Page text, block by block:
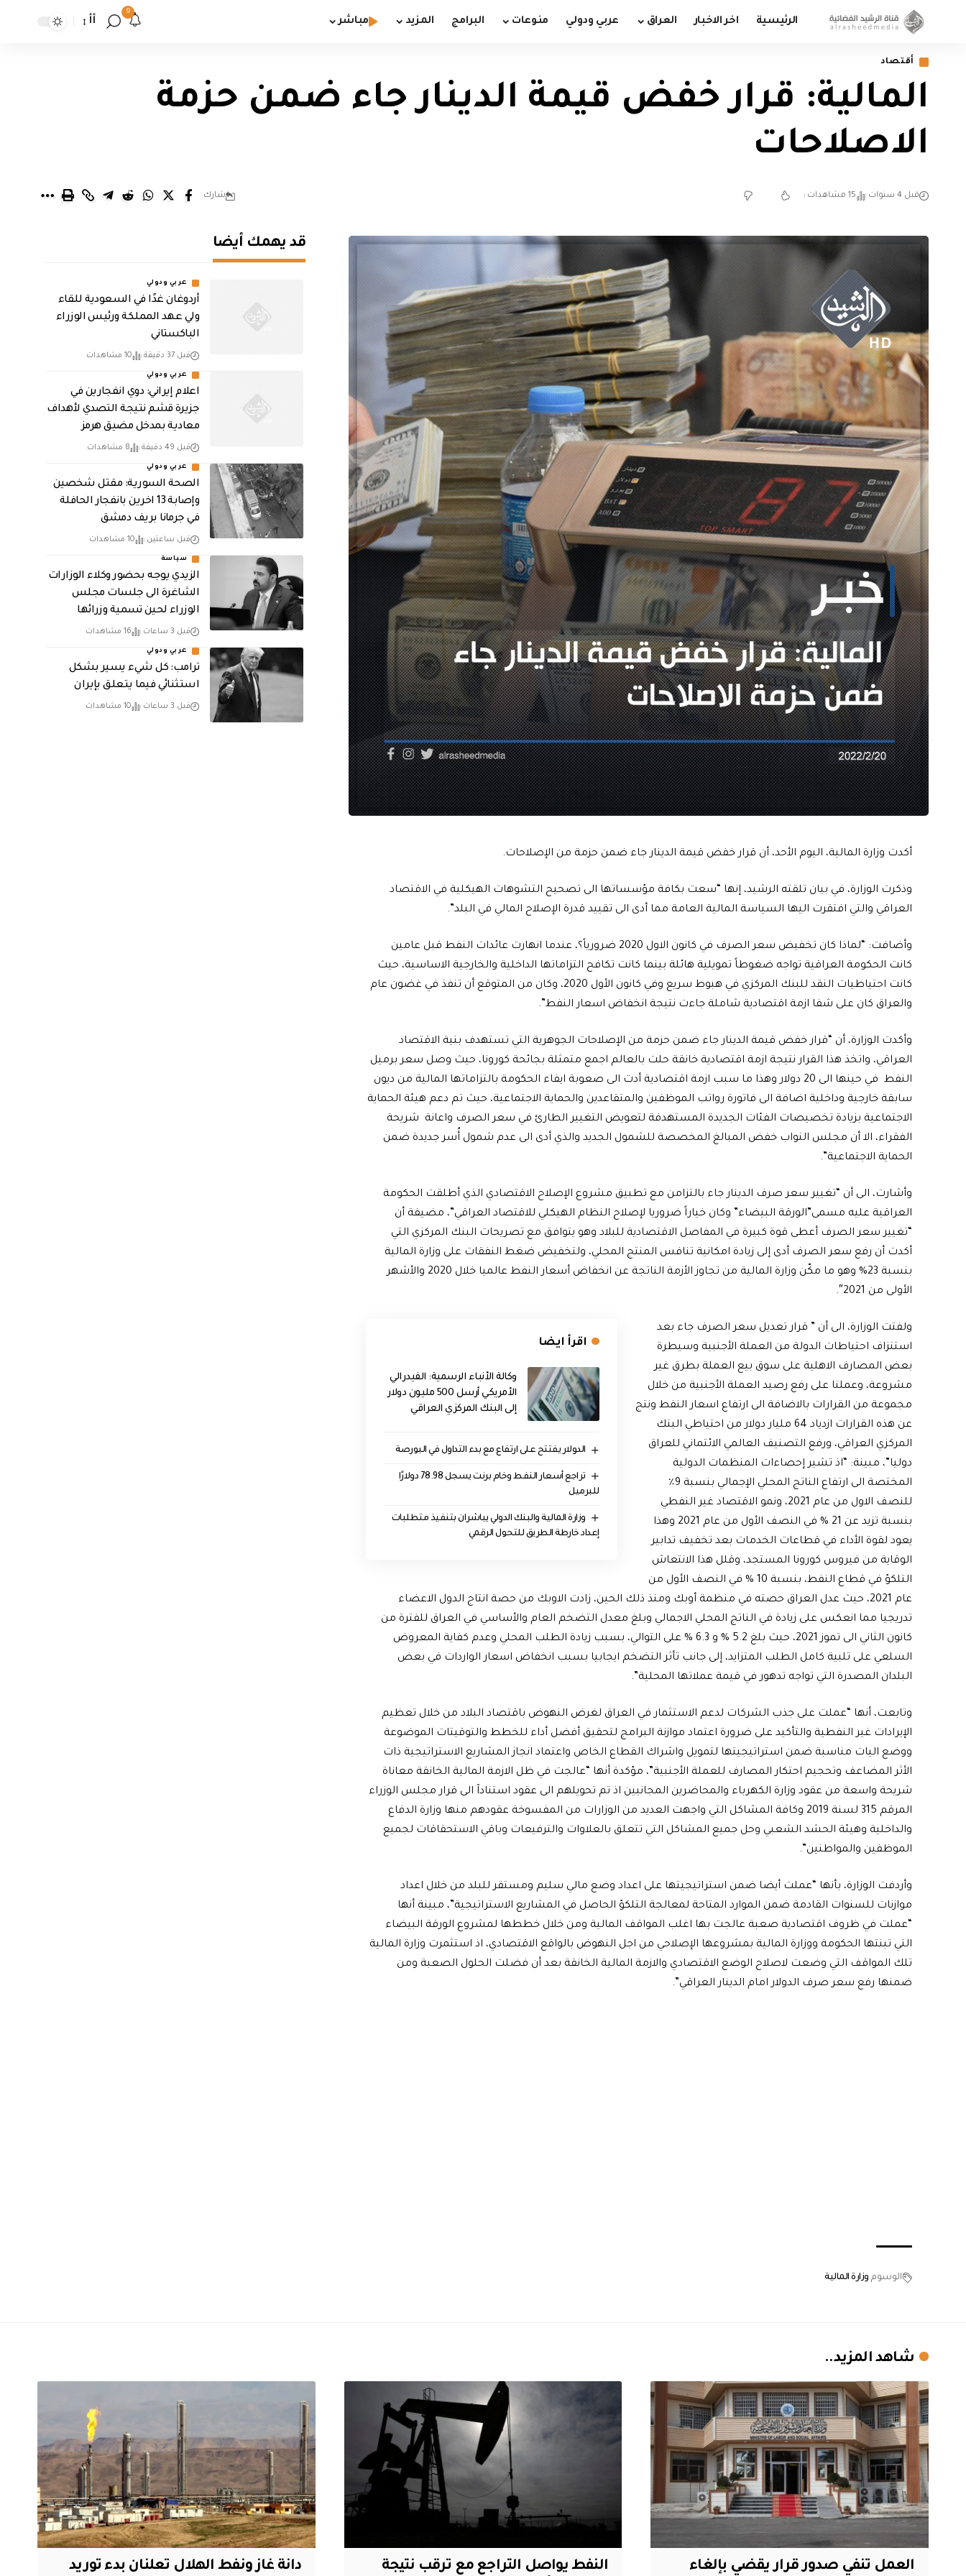
الرئيسية اخر الاخبار العراق عربي ودولي منوعات البرامج المزيد مباشر
9
أأ
أقتصاد
المالية: قرار خفض قيمة الدينار جاء ضمن حزمة
الاصلاحات
قبل 4 سنوات 15 مشاهدات شارك
أكدت وزارة المالية، اليوم الأحد، أن قرار خفض قيمة الدينار جاء ضمن حزمة من الإصلاحات.
وذكرت الوزارة، في بيان تلقته الرشيد، إنها “سعت بكافة مؤسساتها الى تصحيح التشوهات الهيكلية في الاقتصاد
العراقي والتي افتقرت اليها السياسة المالية العامة مما أدى الى تقييد قدرة الإصلاح المالي في البلد”.
وأضافت: “لماذا كان تخفيض سعر الصرف في كانون الاول 2020 ضرورياً؟، عندما انهارت عائدات النفط قبل عامين
كانت الحكومة العراقية تواجه ضغوطاً تمويلية هائلة بينما كانت تكافح التزاماتها الداخلية والخارجية الاساسية، حيث
كانت احتياطيات النقد للبنك المركزي في هبوط سريع وفي كانون الأول 2020، وكان من المتوقع أن تنفذ في غضون عام
والعراق كان على شفا ازمة اقتصادية شاملة جاءت نتيجة انخفاض اسعار النفط”.
وأكدت الوزارة، أن “قرار خفض قيمة الدينار جاء ضمن حزمة من الإصلاحات الجوهرية التي تستهدف بنية الاقتصاد
العراقي، واتخذ هذا القرار نتيجة ازمة اقتصادية خانقة حلت بالعالم اجمع متمثلة بجائحة كورونا، حيث وصل سعر برميل
النفط في حينها الى 20 دولار وهذا ما سبب ازمة اقتصادية أدت الى صعوبة ايفاء الحكومة بالتزاماتها المالية من ديون
سابقة خارجية وداخلية اضافة الى فاتورة رواتب الموظفين والمتقاعدين والحماية الاجتماعية، حيث تم دعم هيئة الحماية
الاجتماعية بزيادة تخصيصات الفئات الجديدة المستهدفة لتعويض التغيير الطارئ في سعر الصرف واعانة شريحة
الفقراء، الا أن مجلس النواب خفض المبالغ المخصصة للشمول الجديد والذي أدى الى عدم شمول أُسر جديدة ضمن
الحماية الاجتماعية”.
وأشارت، الى أن “تغيير سعر صرف الدينار جاء بالتزامن مع تطبيق مشروع الإصلاح الاقتصادي الذي أطلقت الحكومة
العراقية عليه مسمى”الورقة البيضاء” وكان خياراً ضروريا لإصلاح النظام الهيكلي للاقتصاد العراقي”، مضيفة أن
“تغيير سعر الصرف أعطى قوة كبيرة في المفاصل الاقتصادية للبلاد وهو يتوافق مع تصريحات البنك المركزي التي
أكدت أن رفع سعر الصرف أدى إلى زيادة امكانية تنافس المنتج المحلي، ولتخفيض ضغط النفقات على وزارة المالية
بنسبة 23% وهو ما مكّن وزارة المالية من تجاوز الأزمة الناتجة عن انخفاض أسعار النفط عالميا خلال 2020 والأشهر
الأولى من 2021″.
اقرأ ايضا
وكالة الأنباء الرسمية: الفيدرالي
الأمريكي أرسل 500 مليون دولار
إلى البنك المركزي العراقي
الدولار يفتتح على ارتفاع مع بدء التداول في البورصة
تراجع أسعار النفط وخام برنت يسجل 78.98 دولارًا
للبرميل
وزارة المالية والبنك الدولي يباشران بتنفيذ متطلبات
إعداد خارطة الطريق للتحول الرقمي
ولفتت الوزارة، الى أن ” قرار تعديل سعر الصرف جاء بعد
استنزاف احتياطات الدولة من العملة الأجنبية وسيطرة
بعض المصارف الاهلية على سوق بيع العملة بطرق غير
مشروعة، وعملنا على رفع رصيد العملة الأجنبية من خلال
مجموعة من القرارات بالاضافة الى ارتفاع اسعار النفط ونتج
عن هذه القرارات ازدياد 64 مليار دولار من احتياطي البنك
المركزي العراقي، ورفع التصنيف العالمي الائتماني للعراق
دوليا”، مبينة: “اذ تشير إحصاءات المنظمات الدولية
المختصة الى ارتفاع الناتج المحلي الإجمالي بنسبة 9٪
للنصف الاول من عام 2021، ونمو الاقتصاد غير النفطي
بنسبة تزيد عن 21 % في النصف الأول من عام 2021 وهذا
يعود لقوة الأداء في قطاعات الخدمات بعد تخفيف تدابير
الوقاية من فيروس كورونا المستجد، وقلل هذا الانتعاش
التلكؤ في قطاع النفط، بنسبة 10 % في النصف الأول من
عام 2021، حيث عدل العراق حصته في منظمة أوبك ومنذ ذلك الحين، زادت الاوبك من حصة انتاج الدول الاعضاء
تدريجيا مما انعكس على زيادة في الناتج المحلي الاجمالي وبلغ معدل التضخم العام والأساسي في العراق للفترة من
كانون الثاني الى تموز 2021، حيث بلغ 5.2 % و 6.3 % على التوالي، بسبب زيادة الطلب المحلي وعدم كفاية المعروض
السلعي على تلبية كامل الطلب المتزايد، إلى جانب تأثر التضخم ايجابيا بسبب انخفاض اسعار الواردات في بعض
البلدان المصدرة التي تواجه تدهور في قيمة عملاتها المحلية”.
وتابعت، أنها “عملت على جذب الشركات لدعم الاستثمار في العراق لغرض النهوض باقتصاد البلاد من خلال تعظيم
الإيرادات غير النفطية والتأكيد على ضرورة اعتماد موازنة البرامج لتحقيق أفضل أداء للخطط والتوقيتات الموضوعة
ووضع اليات مناسبة ضمن استراتيجيتها لتمويل واشراك القطاع الخاص واعتماد انجاز المشاريع الاستراتيجية ذات
الأثر المضاعف وتحجيم احتكار المصارف للعملة الأجنبية”، مؤكدة أنها “عالجت في ظل الازمة المالية الخانقة معاناة
شريحة واسعة من عقود وزارة الكهرباء والمحاضرين المجانيين اذ تم تحويلهم الى عقود استنادآ الى قرار مجلس الوزراء
المرقم 315 لسنة 2019 وكافة المشاكل التي واجهت العديد من الوزارات من المفسوخة عقودهم منها وزارة الدفاع
والداخلية وهيئة الحشد الشعبي وحل جميع المشاكل التي تتعلق بالعلاوات والترفيعات وباقي الاستحقاقات لجميع
الموظفين والمواطنين”.
وأردفت الوزارة، بأنها “عملت أيضا ضمن استراتيجيتها على اعداد وضع مالي سليم ومستقر للبلد من خلال اعداد
موازنات للسنوات القادمة ضمن الموارد المتاحة لمعالجة التلكؤ الحاصل في المشاريع الاستراتيجية”، مبينة أنها
“عملت في ظروف اقتصادية صعبة عالجت بها اغلب المواقف المالية ومن خلال خططها لمشروع الورقة البيضاء
التي تبنتها الحكومة ووزارة المالية بمشروعها الإصلاحي من اجل النهوض بالواقع الاقتصادي، اذ استثمرت وزارة المالية
تلك المواقف التي وضعت لاصلاح الوضع الاقتصادي والازمة المالية الخانقة بعد أن فضلت الحلول الصعبة ومن
ضمنها رفع سعر صرف الدولار امام الدينار العراقي”.
الوسوم وزارة المالية
قد يهمك أيضا
عربي ودولي
أردوغان غدًا في السعودية للقاء
ولي عهد المملكة ورئيس الوزراء
الباكستاني
قبل 37 دقيقة 10 مشاهدات
عربي ودولي
اعلام إيراني: دوي انفجارين في
جزيرة قشم نتيجة التصدي لأهداف
معادية بمدخل مضيق هرمز
قبل 49 دقيقة 8 مشاهدات
عربي ودولي
الصحة السورية: مقتل شخصين
وإصابة 13 اخرين بانفجار الحافلة
في جرمانا بريف دمشق
قبل ساعتين 10 مشاهدات
سياسة
الزيدي يوجه بحضور وكلاء الوزارات
الشاغرة الى جلسات مجلس
الوزراء لحين تسمية وزرائها
قبل 3 ساعات 16 مشاهدات
عربي ودولي
ترامب: كل شيء يسير بشكل
استثنائي فيما يتعلق بإيران
قبل 3 ساعات 10 مشاهدات
شاهد المزيد..
العمل تنفي صدور قرار يقضي بإلغاء النفط يواصل التراجع مع ترقب نتيجة دانة غاز ونفط الهلال تعلنان بدء توريد